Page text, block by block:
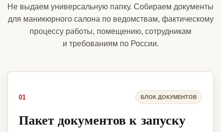
Не выдаем универсальную папку. Собираем документы
для маникюрного салона по ведомствам, фактическому
процессу работы, помещению, сотрудникам
и требованиям по России.
01 БЛОК ДОКУМЕНТОВ
Пакет документов к запуску